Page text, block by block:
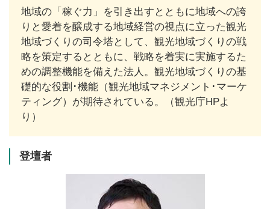
地域の「稼ぐ力」を引き出すとともに地域への誇
りと愛着を醸成する地域経営の視点に立った観光
地域づくりの司令塔として、観光地域づくりの戦
略を策定するとともに、戦略を着実に実施するた
めの調整機能を備えた法人。観光地域づくりの基
礎的な役割･機能（観光地域マネジメント･マーケ
ティング）が期待されている。（観光庁HPよ
り）
登壇者